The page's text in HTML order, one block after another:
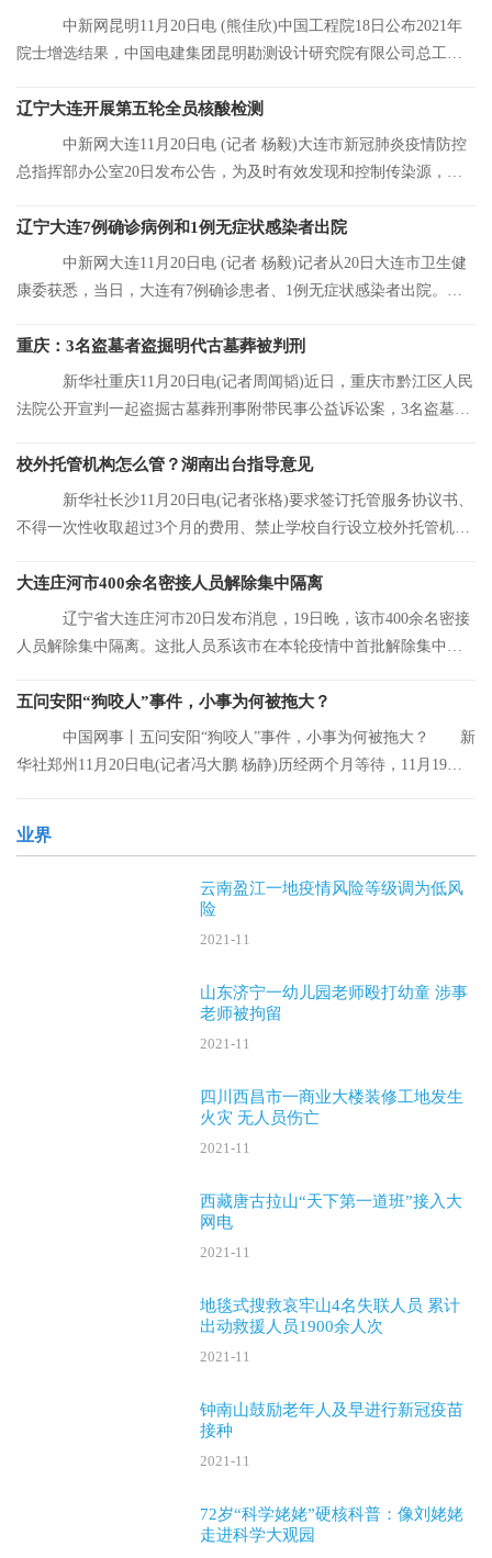
中新网昆明11月20日电 (熊佳欣)中国工程院18日公布2021年
院士增选结果，中国电建集团昆明勘测设计研究院有限公司总工程
辽宁大连开展第五轮全员核酸检测
中新网大连11月20日电 (记者 杨毅)大连市新冠肺炎疫情防控
总指挥部办公室20日发布公告，为及时有效发现和控制传染源，结
辽宁大连7例确诊病例和1例无症状感染者出院
中新网大连11月20日电 (记者 杨毅)记者从20日大连市卫生健
康委获悉，当日，大连有7例确诊患者、1例无症状感染者出院。目
重庆：3名盗墓者盗掘明代古墓葬被判刑
新华社重庆11月20日电(记者周闻韬)近日，重庆市黔江区人民
法院公开宣判一起盗掘古墓葬刑事附带民事公益诉讼案，3名盗墓者
校外托管机构怎么管？湖南出台指导意见
新华社长沙11月20日电(记者张格)要求签订托管服务协议书、
不得一次性收取超过3个月的费用、禁止学校自行设立校外托管机
大连庄河市400余名密接人员解除集中隔离
辽宁省大连庄河市20日发布消息，19日晚，该市400余名密接
人员解除集中隔离。这批人员系该市在本轮疫情中首批解除集中隔
五问安阳“狗咬人”事件，小事为何被拖大？
中国网事丨五问安阳“狗咬人”事件，小事为何被拖大？ 新
华社郑州11月20日电(记者冯大鹏 杨静)历经两个月等待，11月19日
业界
云南盈江一地疫情风险等级调为低风
险
2021-11
山东济宁一幼儿园老师殴打幼童 涉事
老师被拘留
2021-11
四川西昌市一商业大楼装修工地发生
火灾 无人员伤亡
2021-11
西藏唐古拉山“天下第一道班”接入大
网电
2021-11
地毯式搜救哀牢山4名失联人员 累计
出动救援人员1900余人次
2021-11
钟南山鼓励老年人及早进行新冠疫苗
接种
2021-11
72岁“科学姥姥”硬核科普：像刘姥姥
走进科学大观园